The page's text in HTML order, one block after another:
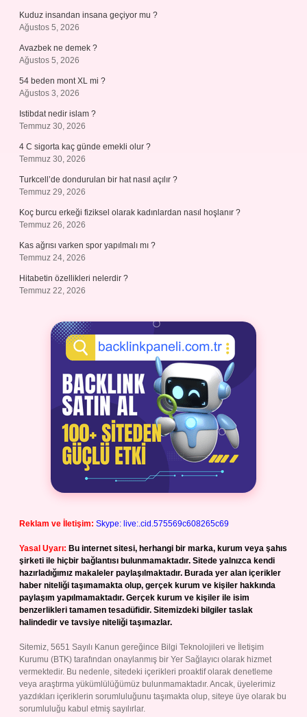
Kuduz insandan insana geçiyor mu ?
Ağustos 5, 2026
Avazbek ne demek ?
Ağustos 5, 2026
54 beden mont XL mi ?
Ağustos 3, 2026
Istibdat nedir islam ?
Temmuz 30, 2026
4 C sigorta kaç günde emekli olur ?
Temmuz 30, 2026
Turkcell’de dondurulan bir hat nasıl açılır ?
Temmuz 29, 2026
Koç burcu erkeği fiziksel olarak kadınlardan nasıl hoşlanır ?
Temmuz 26, 2026
Kas ağrısı varken spor yapılmalı mı ?
Temmuz 24, 2026
Hitabetin özellikleri nelerdir ?
Temmuz 22, 2026
Reklam ve İletişim: Skype: live:.cid.575569c608265c69
Yasal Uyarı: Bu internet sitesi, herhangi bir marka, kurum veya şahıs
şirketi ile hiçbir bağlantısı bulunmamaktadır. Sitede yalnızca kendi
hazırladığımız makaleler paylaşılmaktadır. Burada yer alan içerikler
haber niteliği taşımamakta olup, gerçek kurum ve kişiler hakkında
paylaşım yapılmamaktadır. Gerçek kurum ve kişiler ile isim
benzerlikleri tamamen tesadüfidir. Sitemizdeki bilgiler taslak
halindedir ve tavsiye niteliği taşımazlar.
Sitemiz, 5651 Sayılı Kanun gereğince Bilgi Teknolojileri ve İletişim
Kurumu (BTK) tarafından onaylanmış bir Yer Sağlayıcı olarak hizmet
vermektedir. Bu nedenle, sitedeki içerikleri proaktif olarak denetleme
veya araştırma yükümlülüğümüz bulunmamaktadır. Ancak, üyelerimiz
yazdıkları içeriklerin sorumluluğunu taşımakta olup, siteye üye olarak bu
sorumluluğu kabul etmiş sayılırlar.